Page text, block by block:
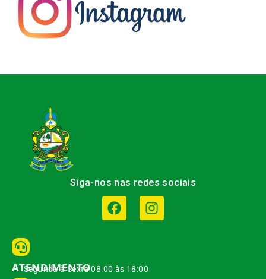
Siga-nos nas redes sociais
ATENDIMENTO
Segunda à Sexta 08:00 às 18:00